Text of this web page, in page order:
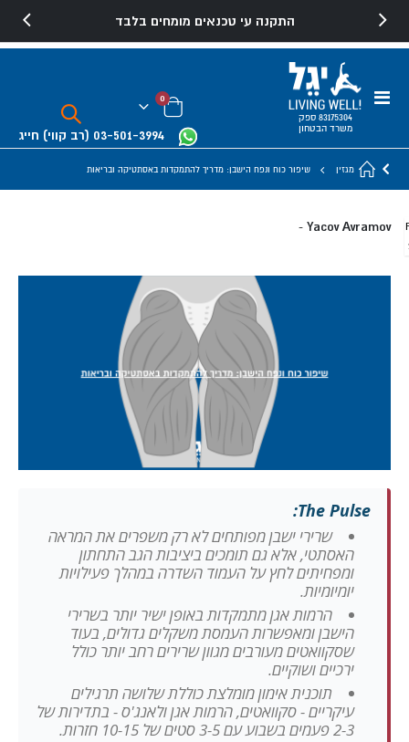
התקנה עי טכנאים מומחים בלבד
משלוח והרכבה חינם למוצרים נבחרים
Toggle
83175304 ספק
משרד הבטחון
03-501-3994 (רב קווי) חייג
Cart
0פריטים
מגזין שיפור כוח ונפח הישבן: מדריך להתמקדות באסתטיקה ובריאות
Yacov Avramov
-
The Pulse:
שרירי ישבן מפותחים לא רק משפרים את המראה
האסתטי, אלא גם תומכים ביציבות הגב התחתון
ומפחיתים לחץ על העמוד השדרה במהלך פעילויות
יומיומיות.
הרמות אגן מתמקדות באופן ישיר יותר בשרירי
הישבן ומאפשרות העמסת משקלים גדולים, בעוד
שסקוואטים מעורבים מגוון שרירים רחב יותר כולל
ירכיים ושוקיים.
תוכנית אימון מומלצת כוללת שלושה תרגילים
עיקריים - סקוואטים, הרמות אגן ולאנג'ס - בתדירות של
2-3 פעמים בשבוע עם 3-5 סטים של 10-15 חזרות.